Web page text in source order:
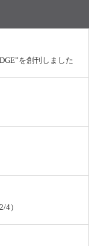
を創刊しました
4）